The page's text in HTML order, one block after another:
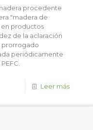
procedente
"madera de
en productos
de la aclaración
prorrogado
periódicamente
Leer más